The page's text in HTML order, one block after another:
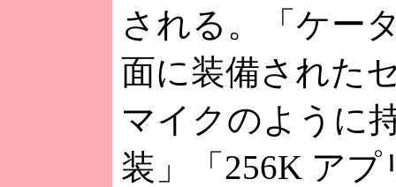
される。「ケー
面に装備された
マイクのように
装」「256K ア